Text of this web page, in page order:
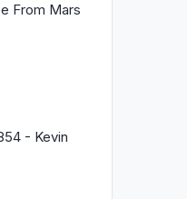
From Mars
- Kevin